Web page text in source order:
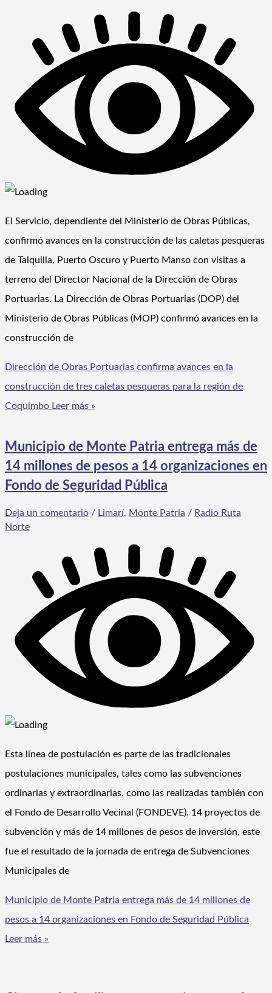
El Servicio, dependiente del Ministerio de Obras Públicas,
confirmó avances en la construcción de las caletas pesqueras
de Talquilla, Puerto Oscuro y Puerto Manso con visitas a
terreno del Director Nacional de la Dirección de Obras
Portuarias. La Dirección de Obras Portuarias (DOP) del
Ministerio de Obras Públicas (MOP) confirmó avances en la
construcción de
Dirección de Obras Portuarias confirma avances en la
construcción de tres caletas pesqueras para la región de
Coquimbo Leer más »
Municipio de Monte Patria entrega más de
14 millones de pesos a 14 organizaciones en
Fondo de Seguridad Pública
Deja un comentario / Limarí, Monte Patria / Radio Ruta
Norte
Esta línea de postulación es parte de las tradicionales
postulaciones municipales, tales como las subvenciones
ordinarias y extraordinarias, como las realizadas también con
el Fondo de Desarrollo Vecinal (FONDEVE). 14 proyectos de
subvención y más de 14 millones de pesos de inversión, este
fue el resultado de la jornada de entrega de Subvenciones
Municipales de
Municipio de Monte Patria entrega más de 14 millones de
pesos a 14 organizaciones en Fondo de Seguridad Pública
Leer más »